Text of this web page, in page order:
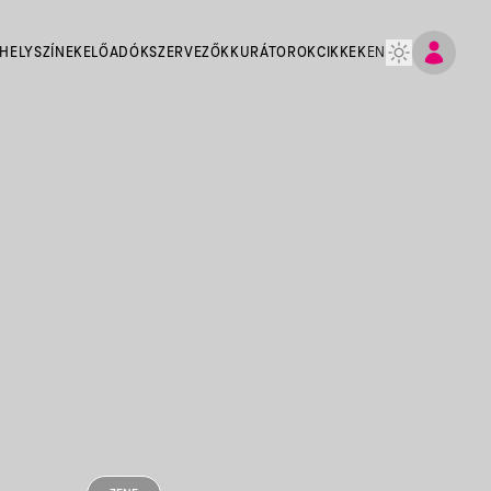
HELYSZÍNEK ELŐADÓKSZERVEZŐK KURÁTOROKCIKKEK EN